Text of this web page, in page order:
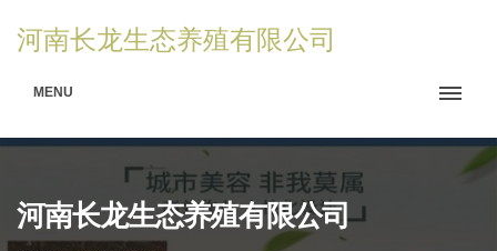
河南长龙生态养殖有限公司
MENU
河南长龙生态养殖有限公司